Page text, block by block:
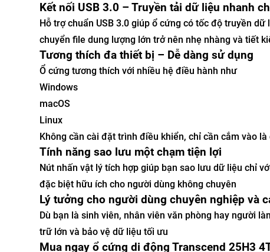
Kết nối USB 3.0 – Truyền tải dữ liệu nhanh
Hỗ trợ chuẩn USB 3.0 giúp ổ cứng có tốc độ truyền
chuyển file dung lượng lớn trở nên nhẹ nhàng và tiết
Tương thích đa thiết bị – Dễ dàng sử dụng
Ổ cứng tương thích với nhiều hệ điều hành như
Windows
macOS
Linux
Không cần cài đặt trình điều khiển, chỉ cần cắm vào là
Tính năng sao lưu một chạm tiện lợi
Nút nhấn vật lý tích hợp giúp bạn sao lưu dữ liệu chỉ
đặc biệt hữu ích cho người dùng không chuyên
Lý tưởng cho người dùng chuyên nghiệp và
Dù bạn là sinh viên, nhân viên văn phòng hay người
trữ lớn và bảo vệ dữ liệu tối ưu
Mua ngay ổ cứng di động Transcend 25H3